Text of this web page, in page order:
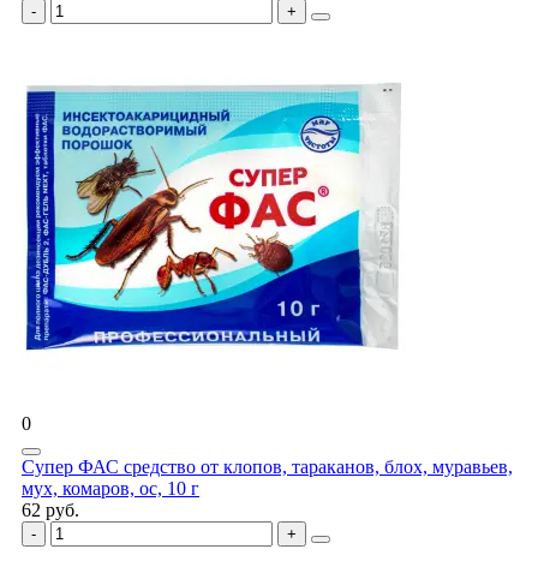
0
Супер ФАС средство от клопов, тараканов, блох, муравьев,
мух, комаров, ос, 10 г
62 руб.